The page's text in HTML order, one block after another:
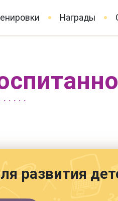
Награды
развития